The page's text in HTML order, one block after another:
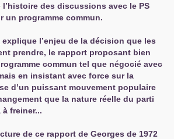
l’histoire des discussions avec le PS
un programme commun.
explique l’enjeu de la décision que les
prendre, le rapport proposant bien
commun tel que négocié avec
en insistant avec force sur la
d’un puissant mouvement populaire
que la nature réelle du parti
freiner...
de ce rapport de Georges de 1972